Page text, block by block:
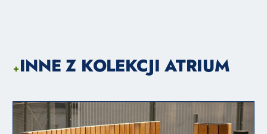
+INNE Z KOLEKCJI ATRIUM